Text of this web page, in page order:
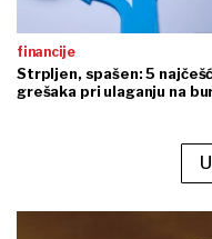
financije
Strpljen, spašen: 5
grešaka pri ulaganju na